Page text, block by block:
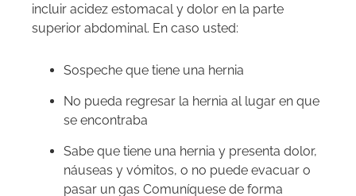
incluir acidez estomacal y dolor en la parte
superior abdominal. En caso usted:
Sospeche que tiene una hernia
No pueda regresar la hernia al lugar en que
se encontraba
Sabe que tiene una hernia y presenta dolor,
náuseas y vómitos, o no puede evacuar o
pasar un gas Comuníquese de forma